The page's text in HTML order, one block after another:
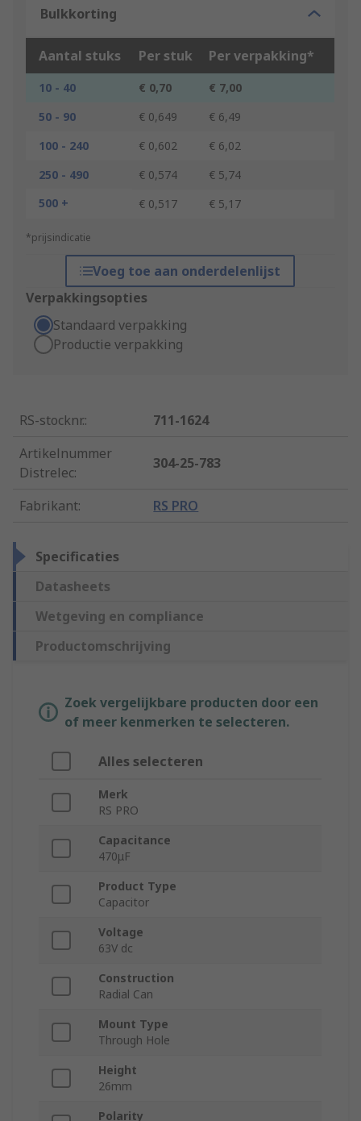
Bulkkorting
Aantal stuks Per stuk Per verpakking*
10 - 40 € 0,70
€ 7,00
50 - 90
€ 0,649
€ 6,49
100 - 240
€ 0,602
€ 6,02
250 - 490
€ 0,574
€ 5,74
500 +
€ 0,517 € 5,17
*prijsindicatie
Voeg toe aan onderdelenlijst
Verpakkingsopties
Standaard verpakking
Productie verpakking
RS-stocknr.:
711-1624
Artikelnummer
Distrelec:
304-25-783
Fabrikant: RS PRO
Specificaties
Datasheets
Wetgeving en compliance
Productomschrijving
Zoek vergelijkbare producten door een
of meer kenmerken te selecteren.
Alles selecteren
Merk
RS PRO
Capacitance
470μF
Product Type
Capacitor
Voltage
63V dc
Construction
Radial Can
Mount Type
Through Hole
Height
26mm
Polarity